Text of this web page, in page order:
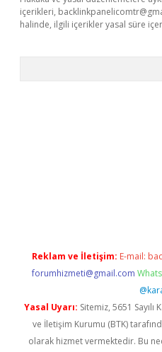
içerikleri,
halinde, ilgili içerikler yasal süre
Reklam ve İletişim: E-mail:
forumhizmeti@gmail.com
Yasal Uyarı: Sitemiz, 5651
ve İletişim Kurumu (BTK)
olarak hizmet vermektedir. Bu